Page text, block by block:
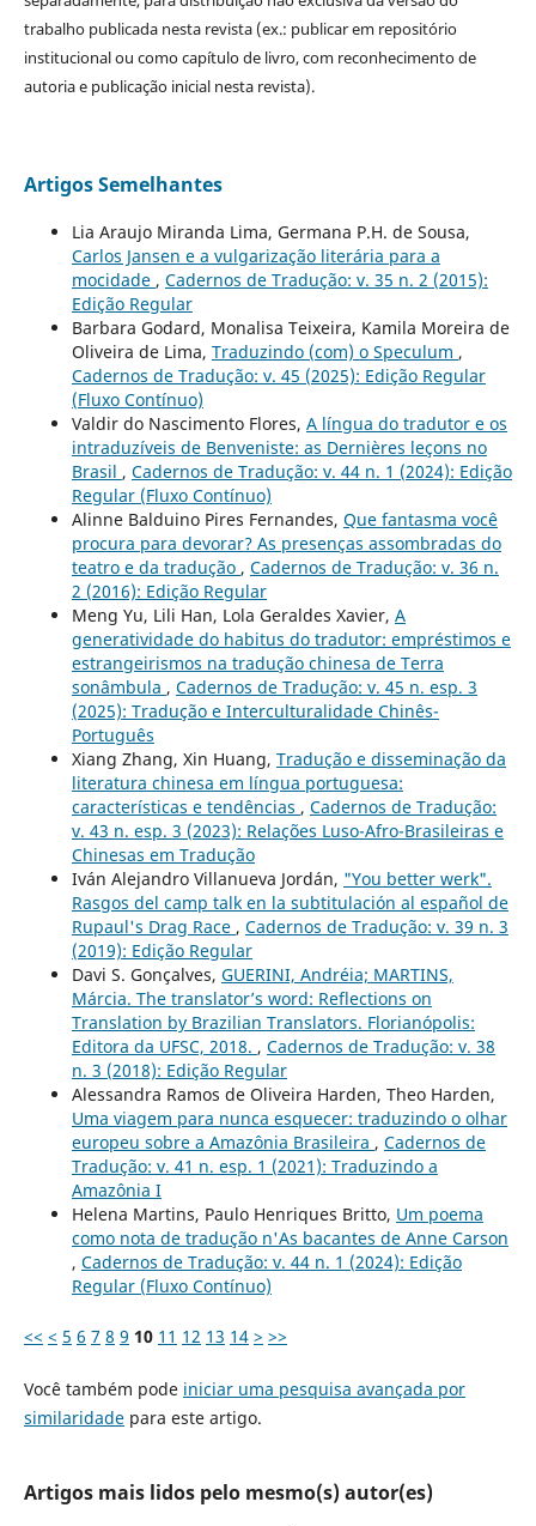
trabalho publicada nesta revista (ex.: publicar em repositório
institucional ou como capítulo de livro, com reconhecimento de
autoria e publicação inicial nesta revista).
Artigos Semelhantes
Lia Araujo Miranda Lima, Germana P.H. de Sousa,
Carlos Jansen e a vulgarização literária para a
mocidade , Cadernos de Tradução: v. 35 n. 2 (2015):
Edição Regular
Barbara Godard, Monalisa Teixeira, Kamila Moreira de
Oliveira de Lima, Traduzindo (com) o Speculum ,
Cadernos de Tradução: v. 45 (2025): Edição Regular
(Fluxo Contínuo)
Valdir do Nascimento Flores, A língua do tradutor e os
intraduzíveis de Benveniste: as Dernières leçons no
Brasil , Cadernos de Tradução: v. 44 n. 1 (2024): Edição
Regular (Fluxo Contínuo)
Alinne Balduino Pires Fernandes, Que fantasma você
procura para devorar? As presenças assombradas do
teatro e da tradução , Cadernos de Tradução: v. 36 n.
2 (2016): Edição Regular
Meng Yu, Lili Han, Lola Geraldes Xavier, A
generatividade do habitus do tradutor: empréstimos e
estrangeirismos na tradução chinesa de Terra
sonâmbula , Cadernos de Tradução: v. 45 n. esp. 3
(2025): Tradução e Interculturalidade Chinês-
Português
Xiang Zhang, Xin Huang, Tradução e disseminação da
literatura chinesa em língua portuguesa:
características e tendências , Cadernos de Tradução:
v. 43 n. esp. 3 (2023): Relações Luso-Afro-Brasileiras e
Chinesas em Tradução
Iván Alejandro Villanueva Jordán, "You better werk".
Rasgos del camp talk en la subtitulación al español de
Rupaul's Drag Race , Cadernos de Tradução: v. 39 n. 3
(2019): Edição Regular
Davi S. Gonçalves, GUERINI, Andréia; MARTINS,
Márcia. The translator’s word: Reflections on
Translation by Brazilian Translators. Florianópolis:
Editora da UFSC, 2018. , Cadernos de Tradução: v. 38
n. 3 (2018): Edição Regular
Alessandra Ramos de Oliveira Harden, Theo Harden,
Uma viagem para nunca esquecer: traduzindo o olhar
europeu sobre a Amazônia Brasileira , Cadernos de
Tradução: v. 41 n. esp. 1 (2021): Traduzindo a
Amazônia I
Helena Martins, Paulo Henriques Britto, Um poema
como nota de tradução n'As bacantes de Anne Carson
, Cadernos de Tradução: v. 44 n. 1 (2024): Edição
Regular (Fluxo Contínuo)
<< < 5 6 7 8 9 10 11 12 13 14 > >>
Você também pode iniciar uma pesquisa avançada por
similaridadepara este artigo.
Artigos mais lidos pelo mesmo(s) autor(es)